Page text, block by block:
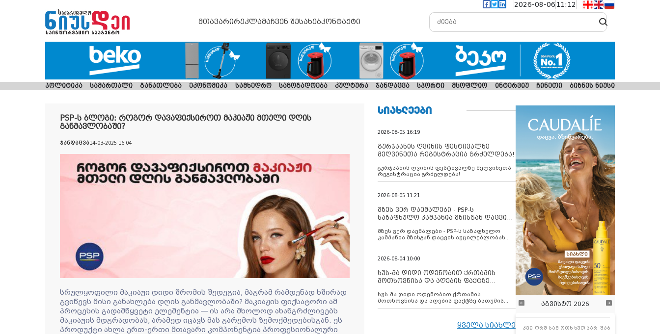
2026-08-06 11:12
მთავარირეკლამაჩვენ შესახებკონტაქტი
პოლიტიკა სამართალი განათლება ეკონომიკა სამხედრო საზოგადოება კულტურა ჯანდაცვა სპორტი მსოფლიო ინტერვიუ ჩინეთი ბიზნეს ნიუსი
PSP-ს ბლოგი: როგორ დავაფიქსიროთ მაკიაჟი მთელი დღის
განმავლობაში?
ჯანდაცვა14-03-2025 16:04
სრულყოფილი მაკიაჟი დიდი შრომის შედეგია, მაგრამ რამდენად ხშირად
გვიწევს მისი განახლება დღის განმავლობაში? მაკიაჟის ფიქსატორი ამ
პროცესის გადამწყვეტი ელემენტია — ის არა მხოლოდ ახანგრძლივებს
მაკიაჟის მდგრადობას, არამედ იცავს მას გარემოს ზემოქმედებისგან. ეს
პროდუქტი ახლა ერთ-ერთი მთავარი კომპონენტია პროფესიონალური
ᲡᲘᲐᲮᲚᲔᲔᲑᲘ
2026-08-05 16:19
გურჯაანის ღვინის ფესტივალზე
მეღვინეთა რეგისტრაცია გრძელდება!
გურჯაანის ღვინის ფესტივალზე მეღვინეთა
რეგისტრაცია გრძელდება!
2026-08-05 11:21
მზეს ვერ დაემალები - PSP-ს
საზაფხულო კამპანია მზისგან დაცვის
მზეს ვერ დაემალები - PSP-ს საზაფხულო
კამპანია მზისგან დაცვის აუცილებლობას
გვახსენებს
2026-08-04 10:00
სუს-მა დიდი ოდენობით ქრთამის
მოთხოვნისა და აღების ფაქტზე
დააკავა
სუს-მა დიდი ოდენობით ქრთამის
მოთხოვნისა და აღების ფაქტზე ბათუმის
მერიის თანამშრომელი დააკავა
ყველა სიახლე
აგვისტო 2026
კვი ორშ სამ ოთხ ხუთ პარ შაბ